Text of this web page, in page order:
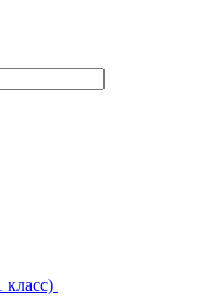
класс)